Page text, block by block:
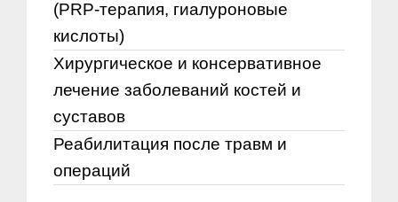
(PRP-терапия, гиалуроновые
кислоты)
Хирургическое и консервативное
лечение заболеваний костей и
суставов
Реабилитация после травм и
операций